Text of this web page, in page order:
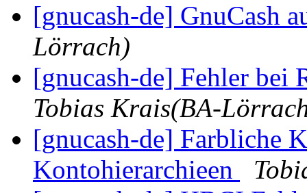
[gnucash-de] GnuCash
Lörrach)
[gnucash-de] Fehler
Tobias Krais(BA-
[gnucash-de] Farbliche
Kontohierarchieen